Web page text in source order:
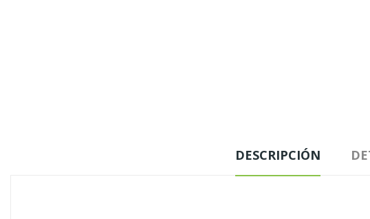
DESCRIPCIÓN